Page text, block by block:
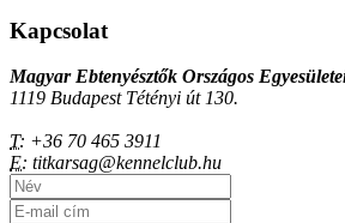
Kapcsolat
Magyar Ebtenyésztők Országos
1119 Budapest Tétényi út 130.
T: +36 70 465 3911
E: titkarsag@kennelclub.hu